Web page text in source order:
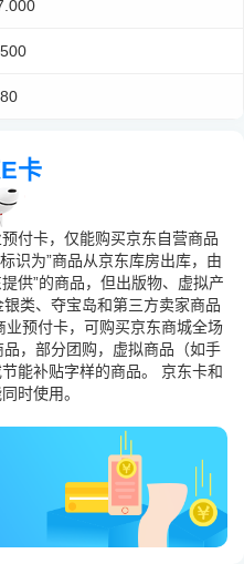
卡
付卡，仅能购买京东自营商品
识为”商品从京东库房出库，由
供”的商品，但出版物、虚拟产
类、夺宝岛和第三方卖家商品
预付卡，可购买京东商城全场
，部分团购，虚拟商品（如手
能补贴字样的商品。 京东卡和
时使用。